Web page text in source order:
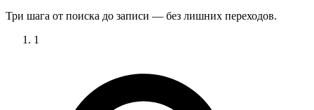
Три шага от поиска до записи — без лишних переходов.
1